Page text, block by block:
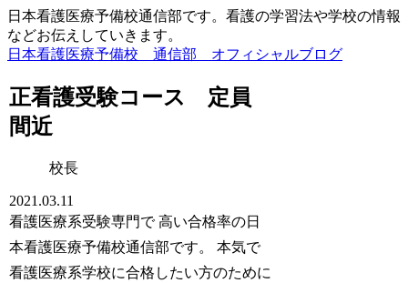
日本看護医療予備校通信部です。看護の学習法や学校の情報
などお伝えしていきます。
日本看護医療予備校 通信部 オフィシャルブログ
正看護受験コース 定員
間近
校長
2021.03.11
看護医療系受験専門で 高い合格率の日
本看護医療予備校通信部です。
本気で
看護医療系学校に合格したい方のために